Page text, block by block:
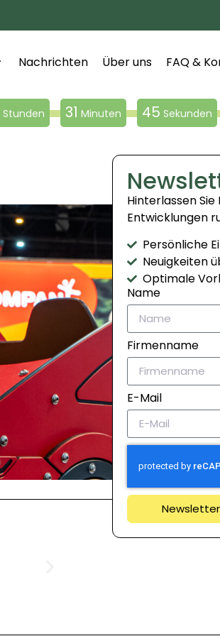
Nachrichten Über uns FAQ &
Stunden 31 Minuten 45 Sekunden
Hinterlassen
Entwicklungen
Persönliche
Neuigkeiten
Optimale
Name
Firmenname
E-Mail